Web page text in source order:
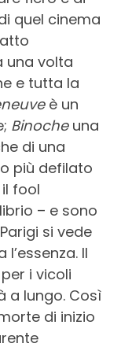
quel cinema
una volta
e tutta la
è un
Binocheuna
di una
più defilato
fool
– e sono
si vede
Il
i vicoli
a lungo. Così
di inizio